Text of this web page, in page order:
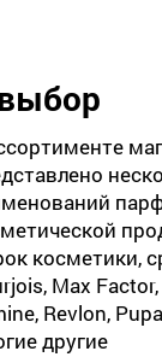
косметики,
Max Factor,
Revlon,
другие